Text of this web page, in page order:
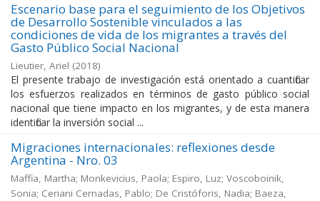
Escenario base para el seguimiento de los Objetivos
de Desarrollo Sostenible vinculados a las
condiciones de vida de los migrantes a través del
Gasto Público Social Nacional
Lieutier, Ariel (2018)
El presente trabajo de investigación está orientado a cuantificar
los esfuerzos realizados en términos de gasto público social
nacional que tiene impacto en los migrantes, y de esta manera
identificar la inversión social ...
Migraciones internacionales: reflexiones desde
Argentina - Nro. 03
Maffia, Martha; Monkevicius, Paola; Espiro, Luz; Voscoboinik,
Sonia; Ceriani Cernadas, Pablo; De Cristóforis, Nadia; Baeza,